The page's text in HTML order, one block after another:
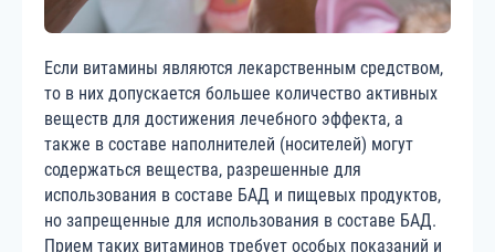
Если витамины являются лекарственным средством,
то в них допускается большее количество активных
веществ для достижения лечебного эффекта, а
также в составе наполнителей (носителей) могут
содержаться вещества, разрешенные для
использования в составе БАД и пищевых продуктов,
но запрещенные для использования в составе БАД.
Прием таких витаминов требует особых показаний и